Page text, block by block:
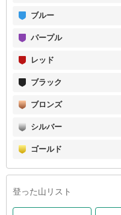
ブルー
パープル
レッド
ブラック
ブロンズ
シルバー
ゴールド
登った山リスト